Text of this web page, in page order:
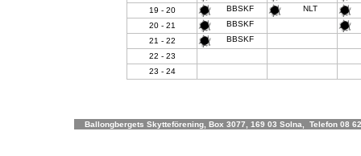
19 - 20
BBSKF
NLT
20 - 21
BBSKF
21 - 22
BBSKF
22 - 23
23 - 24
Ballongbergets Skytteförening, Box 3077, 169 03 Solna, Telefon 08